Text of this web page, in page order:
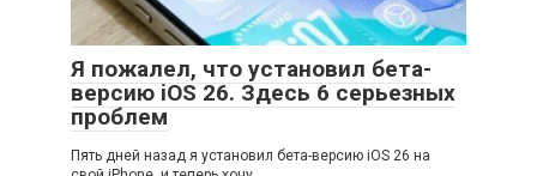
Я пожалел, что установил бета-
версию iOS 26. Здесь 6 серьезных
проблем
Пять дней назад я установил бета-версию iOS 26 на